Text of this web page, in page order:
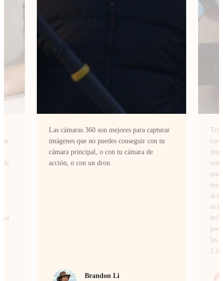
Las cámaras 360 son mejores para capturar
imágenes que no puedes conseguir con tu
cámara principal, o con tu cámara de
acción, o con un dron.
Brandon Li
son
que
al
es
las
2